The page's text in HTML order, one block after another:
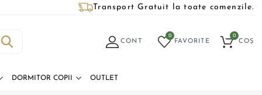
Transport Gratuit la toate comenzile.
CONT FAVORITE
0
COȘ
0
DORMITOR COPII OUTLET